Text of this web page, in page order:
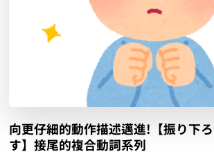
向更仔細的動作描述邁進!【振り下
す】接尾的複合動詞系列